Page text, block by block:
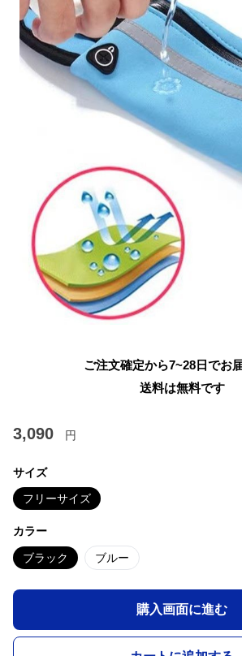
ご注文確定から7~28日でお
送料は無料です
3,090 円
サイズ
フリーサイズ
カラー
ブラック ブルー
購入画面に進む